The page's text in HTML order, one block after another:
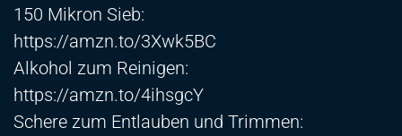
150 Mikron Sieb:
https://amzn.to/3Xwk5BC
Alkohol zum Reinigen:
https://amzn.to/4ihsgcY
Schere zum Entlauben und Trimmen: